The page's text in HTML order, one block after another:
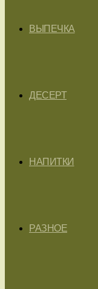
ВЫПЕЧКА
ДЕСЕРТ
НАПИТКИ
РАЗНОЕ